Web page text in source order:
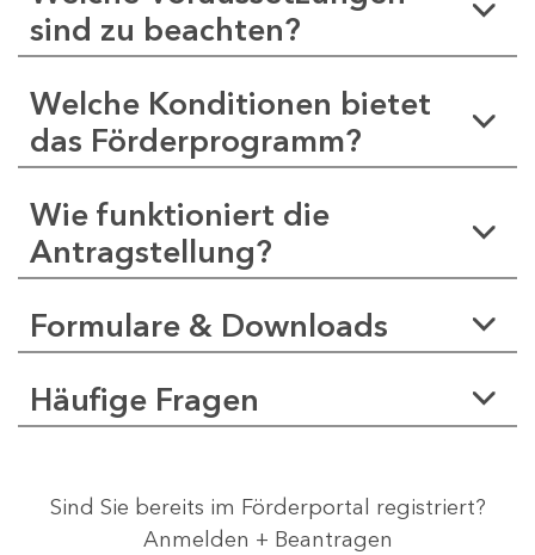
sind zu beachten?
Welche Konditionen bietet
das Förderprogramm?
Wie funktioniert die
Antragstellung?
Formulare & Downloads
Häufige Fragen
Sind Sie bereits im Förderportal registriert?
Anmelden + Beantragen